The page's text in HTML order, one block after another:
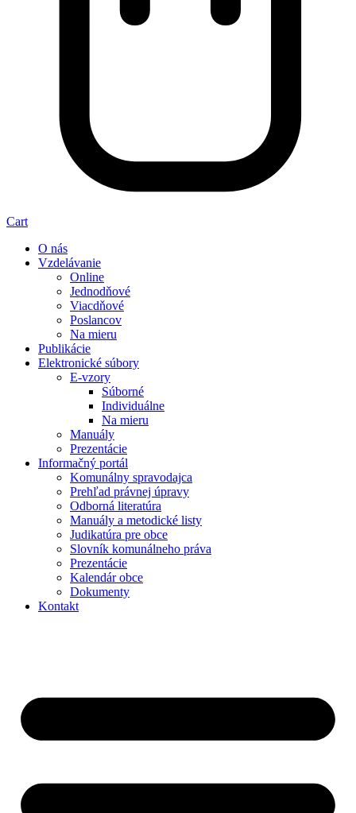
Cart
O nás
Vzdelávanie
Online
Jednodňové
Viacdňové
Poslancov
Na mieru
Publikácie
Elektronické súbory
E-vzory
Súborné
Individuálne
Na mieru
Manuály
Prezentácie
Informačný portál
Komunálny spravodajca
Prehľad právnej úpravy
Odborná literatúra
Manuály a metodické listy
Judikatúra pre obce
Slovník komunálneho práva
Prezentácie
Kalendár obce
Dokumenty
Kontakt